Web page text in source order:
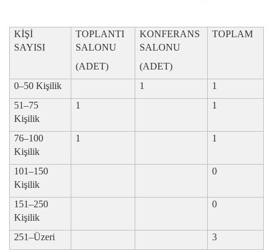
KİŞİ
SAYISI
TOPLANTI
SALONU
(ADET)
KONFERANS
SALONU
(ADET)
TOPLAM
0–50 Kişilik 1
1
51–75
Kişilik
1 1
76–100
Kişilik
1 1
101–150
Kişilik
0
151–250
Kişilik
0
251–Üzeri 3